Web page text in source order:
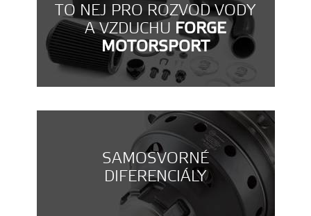
TO NEJ PRO ROZVOD VODY
A VZDUCHU FORGE
MOTORSPORT
SAMOSVORNÉ
DIFERENCIÁLY